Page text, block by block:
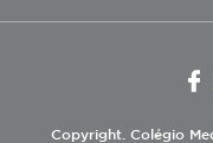
Copyright. Colégio